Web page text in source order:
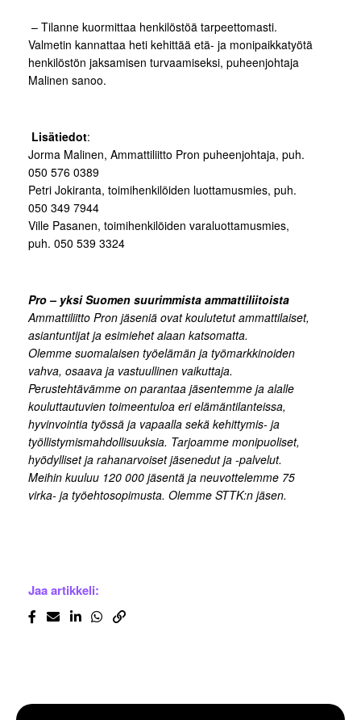
– Tilanne kuormittaa henkilöstöä tarpeettomasti.
Valmetin kannattaa heti kehittää etä- ja monipaikkatyötä
henkilöstön jaksamisen turvaamiseksi, puheenjohtaja
Malinen sanoo.
Lisätiedot:
Jorma Malinen, Ammattiliitto Pron puheenjohtaja, puh.
050 576 0389
Petri Jokiranta, toimihenkilöiden luottamusmies, puh.
050 349 7944
Ville Pasanen, toimihenkilöiden varaluottamusmies,
puh. 050 539 3324
Pro – yksi Suomen suurimmista ammattiliitoista
Ammattiliitto Pron jäseniä ovat koulutetut ammattilaiset,
asiantuntijat ja esimiehet alaan katsomatta.
Olemme suomalaisen työelämän ja työmarkkinoiden
vahva, osaava ja vastuullinen vaikuttaja.
Perustehtävämme on parantaa jäsentemme ja alalle
kouluttautuvien toimeentuloa eri elämäntilanteissa,
hyvinvointia työssä ja vapaalla sekä kehittymis- ja
työllistymismahdollisuuksia. Tarjoamme monipuoliset,
hyödylliset ja rahanarvoiset jäsenedut ja -palvelut.
Meihin kuuluu 120 000 jäsentä ja neuvottelemme 75
virka- ja työehtosopimusta. Olemme STTK:n jäsen.
Jaa artikkeli: